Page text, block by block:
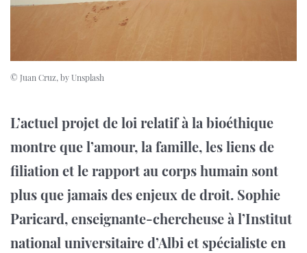
© Juan Cruz, by Unsplash
L’actuel projet de loi relatif à la bioéthique
montre que l’amour, la famille, les liens de
filiation et le rapport au corps humain sont
plus que jamais des enjeux de droit. Sophie
Paricard, enseignante-chercheuse à l’Institut
national universitaire d’Albi et spécialiste en